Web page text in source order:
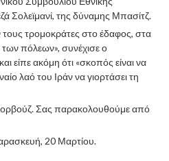
Σολεϊμανί, της δύναμης Μπασίτζ.
τρομοκράτες στο έδαφος, στα
των πόλεων», συνέχισε ο
είπε ακόμη ότι «σκοπός είναι να
λαό του Ιράν να γιορτάσει τη
Σας παρακολουθούμε από
20 Μαρτίου.